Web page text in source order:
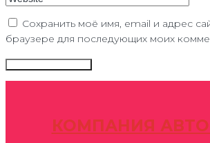
Сохранить моё имя, email и адрес
браузере для последующих моих
КОМПАНИЯ